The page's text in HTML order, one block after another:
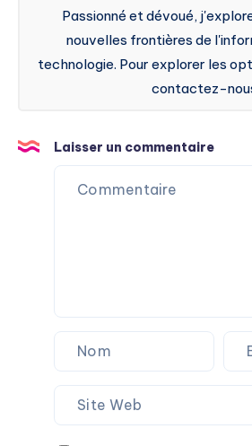
Passionné et dévoué,
nouvelles frontières de
technologie. Pour explorer les
contactez-
Laisser un commentaire